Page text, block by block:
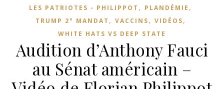
LES PATRIOTES - PHILIPPOT , PLANDÉMIE ,
TRUMP 2° MANDAT , VACCINS, VIDÉOS,
WHITE HATS VS DEEP STATE
Audition d’Anthony Fauci
au Sénat américain –